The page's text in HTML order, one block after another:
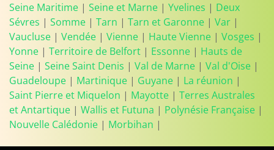
Seine Maritime | Seine et Marne | Yvelines | Deux
Sévres | Somme | Tarn | Tarn et Garonne | Var |
Vaucluse | Vendée | Vienne | Haute Vienne | Vosges |
Yonne | Territoire de Belfort | Essonne | Hauts de
Seine | Seine Saint Denis | Val de Marne | Val d'Oise |
Guadeloupe | Martinique | Guyane | La réunion |
Saint Pierre et Miquelon | Mayotte | Terres Australes
et Antartique | Wallis et Futuna | Polynésie Française |
Nouvelle Calédonie | Morbihan |